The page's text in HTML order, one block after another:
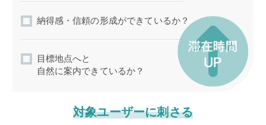
納得感・信頼の形成ができているか？
目標地点へと
自然に案内できているか？
対象ユーザーに刺さる